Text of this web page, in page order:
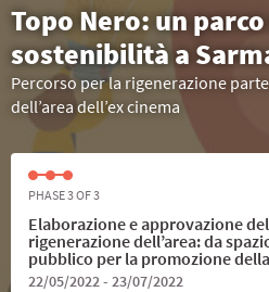
Topo Nero: un
sostenibilità a
Percorso per la rigenerazione
dell’area dell’ex cinema
PHASE 3 OF 3
Elaborazione e approvazione
rigenerazione dell’area: da
pubblico per la promozione
22/05/2022 - 23/07/2022